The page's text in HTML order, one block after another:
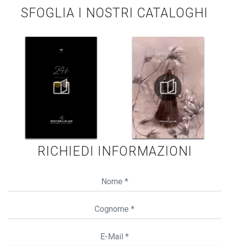
SFOGLIA I NOSTRI CATALOGHI
RICHIEDI INFORMAZIONI